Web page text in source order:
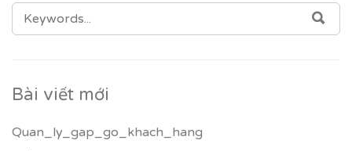
SEARCH
FOR:
Bài viết mới
Quan_ly_gap_go_khach_hang